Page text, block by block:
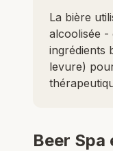
La bière
alcoolisée -
ingrédients
levure)
Beer Spa